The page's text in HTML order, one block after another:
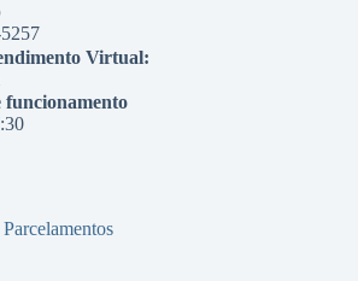
Virtual: